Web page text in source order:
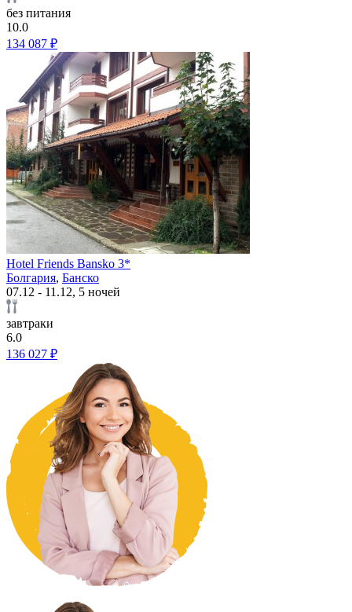
без питания
10.0
134 087 ₽
Hotel Friends Bansko 3*
Болгария, Банско
07.12 - 11.12, 5 ночей
завтраки
6.0
136 027 ₽